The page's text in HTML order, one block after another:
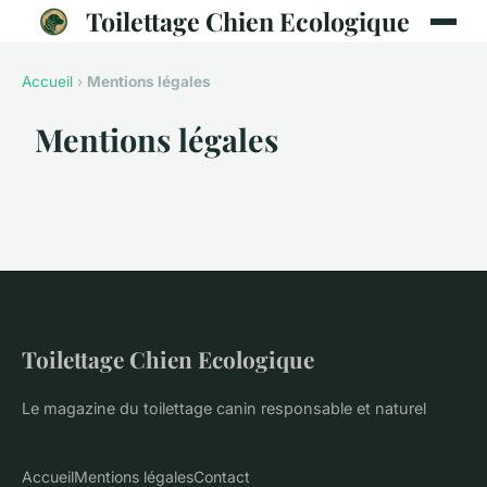
Toilettage Chien Ecologique
Accueil › Mentions légales
Mentions légales
Toilettage Chien Ecologique
Le magazine du toilettage canin responsable et naturel
AccueilMentions légalesContact